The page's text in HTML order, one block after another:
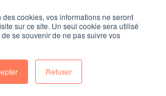
cookies, vos informations ne seront
sur ce site. Un seul cookie sera utilisé
se souvenir de ne pas suivre vos
Refuser
CRM centralisé (comme
de marketing
de personnaliser les
niveau du compte, des
de données